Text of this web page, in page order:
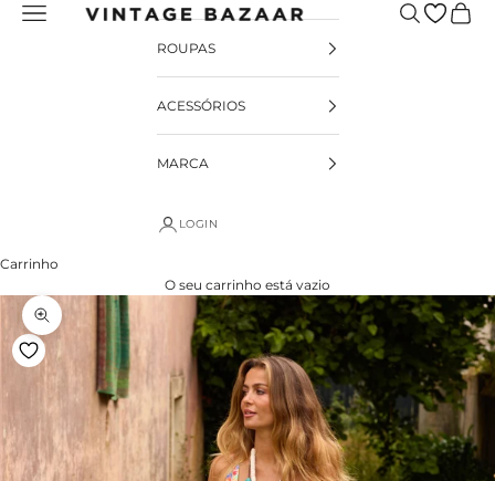
Vintage Bazaar Pesquisar
ROUPAS
ACESSÓRIOS
MARCA
LOGIN
Carrinho
O seu carrinho está vazio
Zoom na imagem